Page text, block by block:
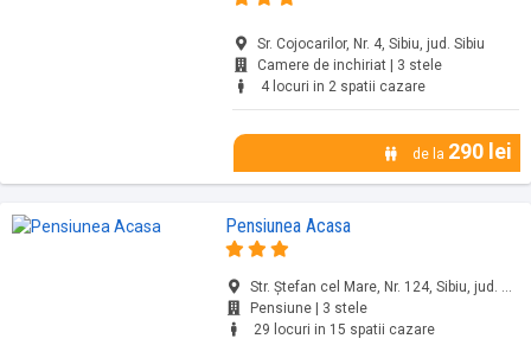
Sr. Cojocarilor, Nr. 4, Sibiu, jud. Sibiu
Camere de inchiriat | 3 stele
4 locuri in 2 spatii cazare
de la 290 lei
Pensiunea Acasa
Str. Ștefan cel Mare, Nr. 124, Sibiu, jud. Sibiu
Pensiune | 3 stele
29 locuri in 15 spatii cazare